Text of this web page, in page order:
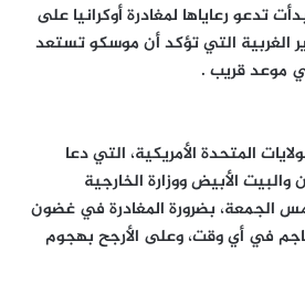
تدعو رعاياها لمغادرة أوكرانيا على
الغربية التي تؤكد أن موسكو تستعد
في موعد قريب .
المتحدة الأمريكية، التي دعا
الأبيض ووزارة الخارجية
أمس الجمعة، بضرورة المغادرة في غضون
في أي وقت، وعلى الأرجح بهجوم